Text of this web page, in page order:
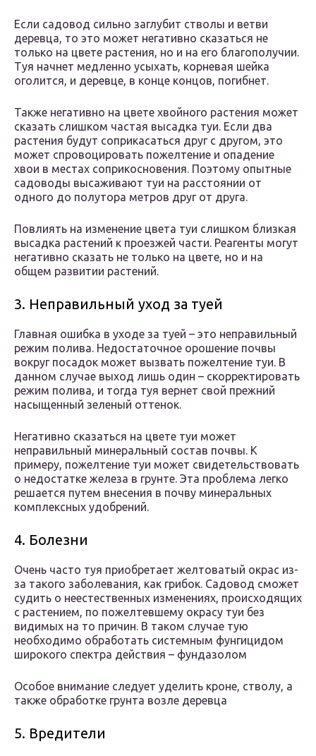
Если садовод сильно заглубит стволы и ветви
деревца, то это может негативно сказаться не
только на цвете растения, но и на его благополучии.
Туя начнет медленно усыхать, корневая шейка
оголится, и деревце, в конце концов, погибнет.
Также негативно на цвете хвойного растения может
сказать слишком частая высадка туи. Если два
растения будут соприкасаться друг с другом, это
может спровоцировать пожелтение и опадение
хвои в местах соприкосновения. Поэтому опытные
садоводы высаживают туи на расстоянии от
одного до полутора метров друг от друга.
Повлиять на изменение цвета туи слишком близкая
высадка растений к проезжей части. Реагенты могут
негативно сказать не только на цвете, но и на
общем развитии растений.
3. Неправильный уход за туей
Главная ошибка в уходе за туей – это неправильный
режим полива. Недостаточное орошение почвы
вокруг посадок может вызвать пожелтение туи. В
данном случае выход лишь один – скорректировать
режим полива, и тогда туя вернет свой прежний
насыщенный зеленый оттенок.
Негативно сказаться на цвете туи может
неправильный минеральный состав почвы. К
примеру, пожелтение туи может свидетельствовать
о недостатке железа в грунте. Эта проблема легко
решается путем внесения в почву минеральных
комплексных удобрений.
4. Болезни
Очень часто туя приобретает желтоватый окрас из-
за такого заболевания, как грибок. Садовод сможет
судить о неестественных изменениях, происходящих
с растением, по пожелтевшему окрасу туи без
видимых на то причин. В таком случае тую
необходимо обработать системным фунгицидом
широкого спектра действия – фундазолом
Особое внимание следует уделить кроне, стволу, а
также обработке грунта возле деревца
5. Вредители